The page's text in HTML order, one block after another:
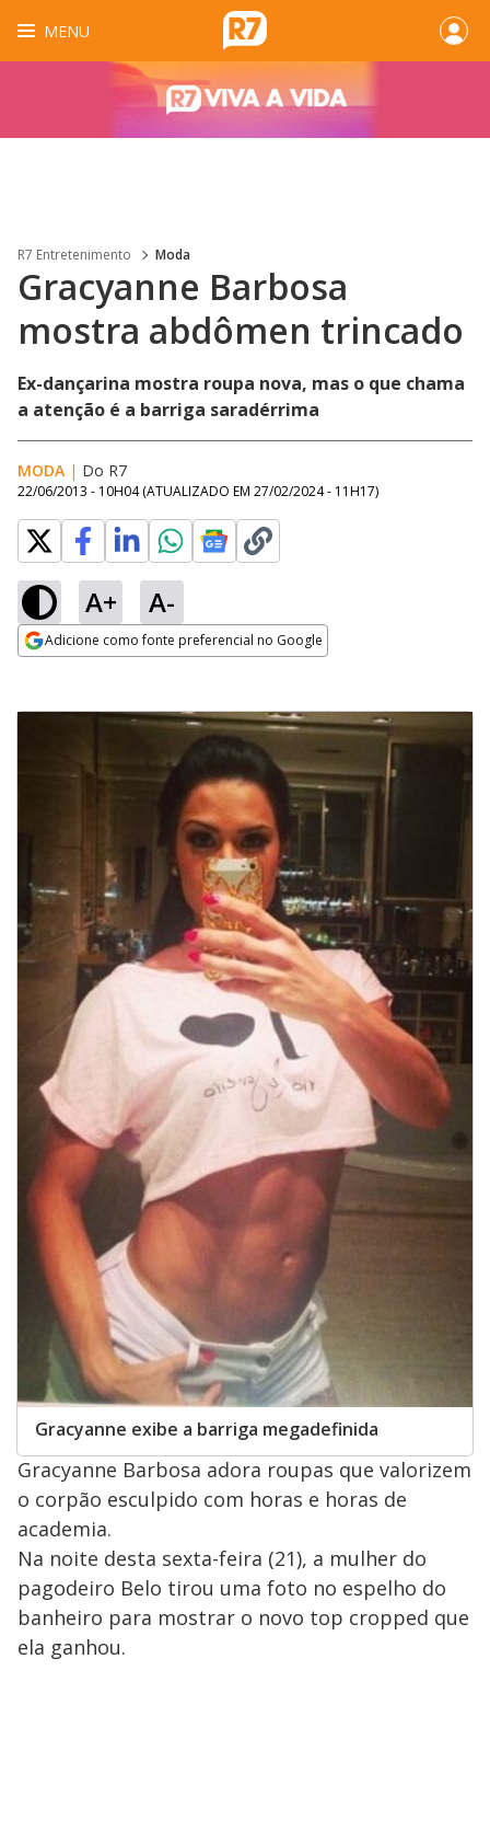
MENU
R7 Entretenimento Moda
Gracyanne Barbosa
mostra abdômen trincado
Ex-dançarina mostra roupa nova, mas o que chama
a atenção é a barriga saradérrima
MODA | Do R7
22/06/2013 - 10H04 (ATUALIZADO EM 27/02/2024 - 11H17)
A+ A-
Adicione como fonte preferencial no Google
Gracyanne exibe a barriga megadefinida
Gracyanne Barbosa adora roupas que valorizem
o corpão esculpido com horas e horas de
academia.
Na noite desta sexta-feira (21), a mulher do
pagodeiro Belo tirou uma foto no espelho do
banheiro para mostrar o novo top cropped que
ela ganhou.